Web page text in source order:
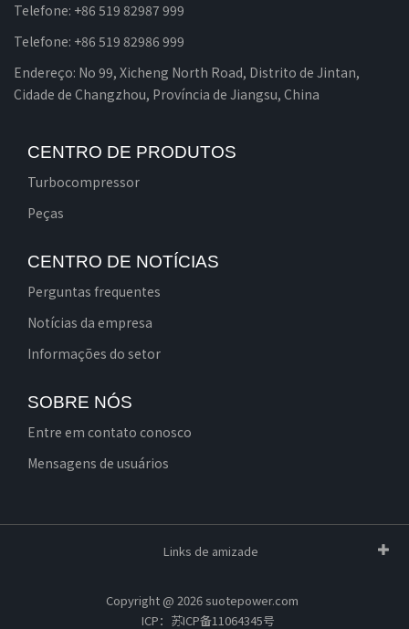
Telefone: +86 519 82987 999
Telefone: +86 519 82986 999
Endereço: No 99, Xicheng North Road, Distrito de Jintan,
Cidade de Changzhou, Província de Jiangsu, China
CENTRO DE PRODUTOS
Turbocompressor
Peças
CENTRO DE NOTÍCIAS
Perguntas frequentes
Notícias da empresa
Informações do setor
SOBRE NÓS
Entre em contato conosco
Mensagens de usuários
Links de amizade
Copyright @ 2026 suotepower.com
ICP：苏ICP备11064345号